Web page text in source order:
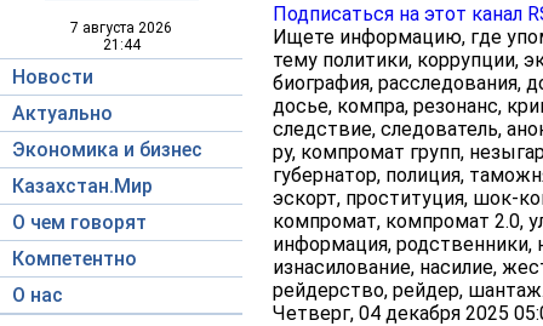
7 августа 2026
21:44
Новости
Актуально
Экономика и бизнес
Казахстан.Мир
О чем говорят
Компетентно
О нас
Подписаться на этот канал
Ищете информацию, где
тему политики, коррупции,
биография, расследования,
досье, компра, резонанс,
следствие, следователь,
ру, компромат групп,
губернатор, полиция,
эскорт, проституция, шок-
компромат, компромат 2.0,
информация, родственники,
изнасилование, насилие,
рейдерство, рейдер,
Четверг, 04 декабря 2025